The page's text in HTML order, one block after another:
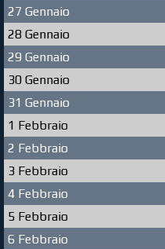
27 Gennaio
28 Gennaio
29 Gennaio
30 Gennaio
31 Gennaio
1 Febbraio
2 Febbraio
3 Febbraio
4 Febbraio
5 Febbraio
6 Febbraio